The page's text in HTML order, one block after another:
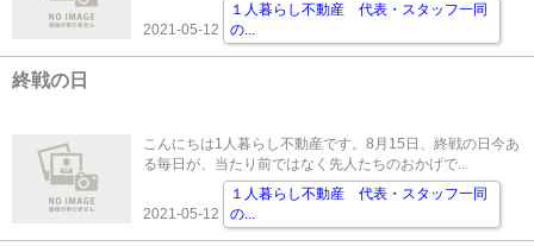
2021-05-12
１人暮らし不動産 代表・スタッフ一同
の...
終戦の日
こんにちは1人暮らし不動産です。8月15日、終戦の日今あ
る毎日が、当たり前ではなく先人たちのおかげで...
2021-05-12
１人暮らし不動産 代表・スタッフ一同
の...